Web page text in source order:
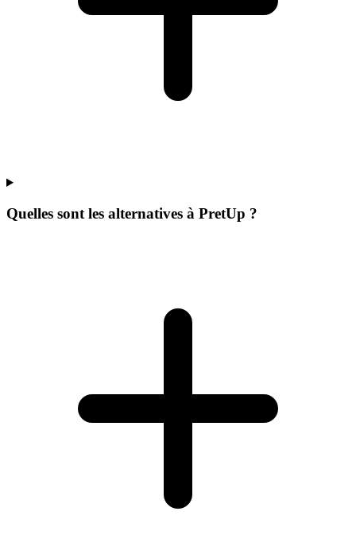
Quelles sont les alternatives à PretUp ?